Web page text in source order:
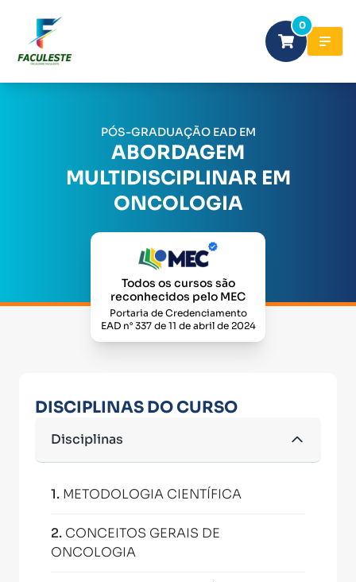
0
PÓS-GRADUAÇÃO EAD EM
ABORDAGEM
MULTIDISCIPLINAR EM
ONCOLOGIA
Todos os cursos são
reconhecidos pelo MEC
Portaria de Credenciamento
EAD n° 337 de 11 de abril de 2024
DISCIPLINAS DO CURSO
Disciplinas
1. METODOLOGIA CIENTÍFICA
2. CONCEITOS GERAIS DE
ONCOLOGIA